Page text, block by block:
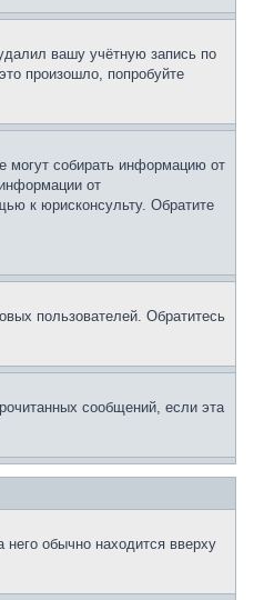
вашу учётную запись по
произошло, попробуйте
могут собирать информацию от
от
к юрисконсульту. Обратите
пользователей. Обратитесь
сообщений, если эта
него обычно находится вверху